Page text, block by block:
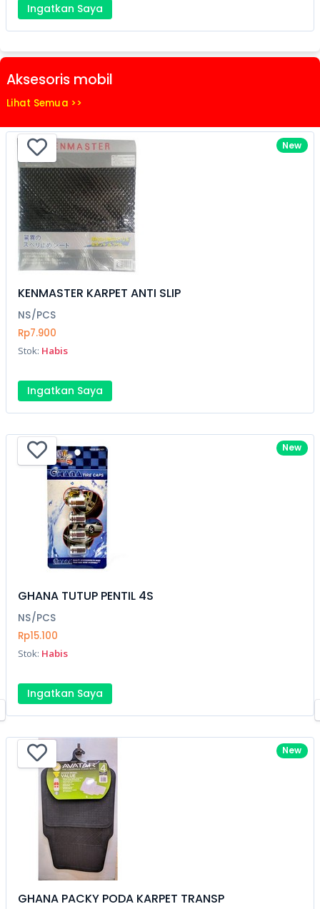
Ingatkan Saya
Aksesoris mobil
Lihat Semua >>
New
KENMASTER KARPET ANTI SLIP
NS/PCS
Rp7.900
Stok: Habis
Ingatkan Saya
New
GHANA TUTUP PENTIL 4S
NS/PCS
Rp15.100
Stok: Habis
Ingatkan Saya
New
GHANA PACKY PODA KARPET TRANSP